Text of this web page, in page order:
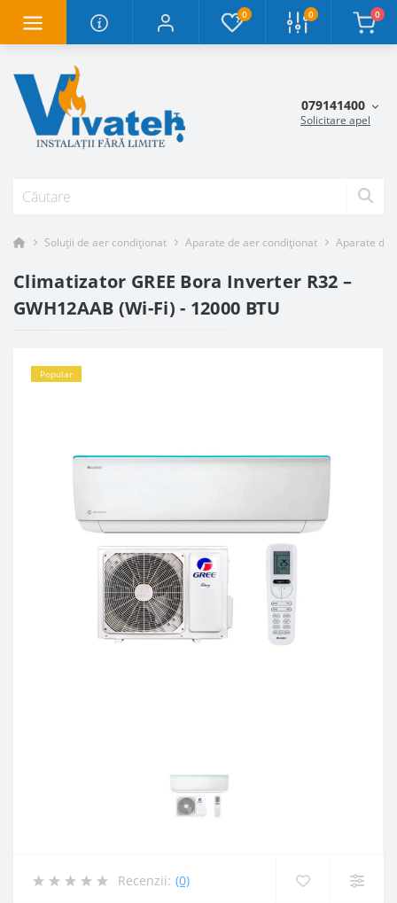
0 0 0
079141400
Solicitare apel
Soluții de aer condiționat Aparate de aer condiționat Aparate de
Climatizator GREE Bora Inverter R32 –
GWH12AAB (Wi-Fi) - 12000 BTU
Popular
Recenzii: (0)